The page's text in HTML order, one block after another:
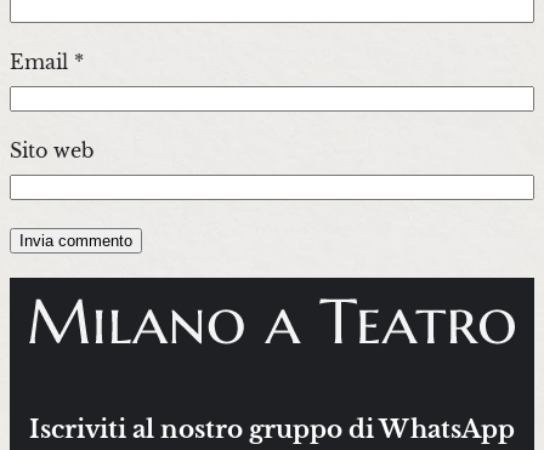
Email *
Sito web
Iscriviti al nostro gruppo di WhatsApp